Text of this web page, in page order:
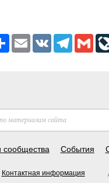
РесурсEmail VK Telegram
сообщества События
Контактная информация